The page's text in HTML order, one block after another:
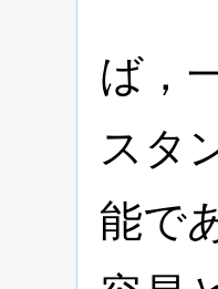
ば，
スタ
能で